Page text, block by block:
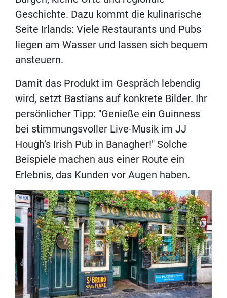
Geschichte. Dazu kommt die kulinarische
Seite Irlands: Viele Restaurants und Pubs
liegen am Wasser und lassen sich bequem
ansteuern.
Damit das Produkt im Gespräch lebendig
wird, setzt Bastians auf konkrete Bilder. Ihr
persönlicher Tipp: "Genieße ein Guinness
bei stimmungsvoller Live-Musik im JJ
Hough’s Irish Pub in Banagher!" Solche
Beispiele machen aus einer Route ein
Erlebnis, das Kunden vor Augen haben.